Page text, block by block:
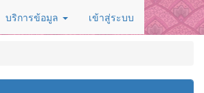
บริการข้อมูล เข้าสู่ระบบ